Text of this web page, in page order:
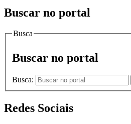
Buscar no portal
Busca
Buscar no portal
Busca:
Redes Sociais